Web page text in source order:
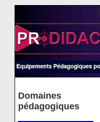
Domaines
pédagogiques
Cookies management panel